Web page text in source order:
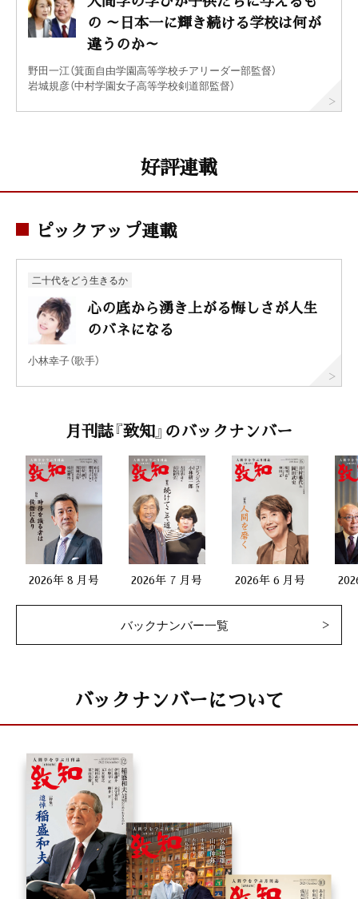
の ～日本一に輝き続ける学校は何が
違うのか～
野田一江（箕面自由学園高等学校チアリーダー部監督）
岩城規彦（中村学園女子高等学校剣道部監督）
好評連載
ピックアップ連載
二十代をどう生きるか
心の底から湧き上がる悔しさが人生
のバネになる
小林幸子（歌手）
月刊誌『致知』のバックナンバー
2026年 8 月号 2026年 7 月号 2026年 6 月号
バックナンバー一覧
バックナンバーについて